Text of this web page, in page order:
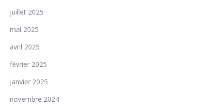
juillet 2025
mai 2025
avril 2025
février 2025
janvier 2025
novembre 2024